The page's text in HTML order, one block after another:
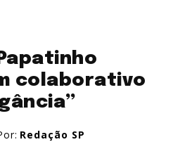
colaborativo
Redação SP